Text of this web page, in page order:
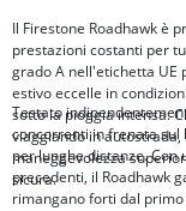
Il Firestone Roadhawk è
prestazioni costanti per
grado A nell'etichetta UE
estivo eccelle in
sotto la pioggia intensa.
viaggiando in
maneggevolezza
sicura.
Testato
concorrenti in frenata sul
per lunghe distanze.
precedenti, il Roadhawk
rimangano forti dal